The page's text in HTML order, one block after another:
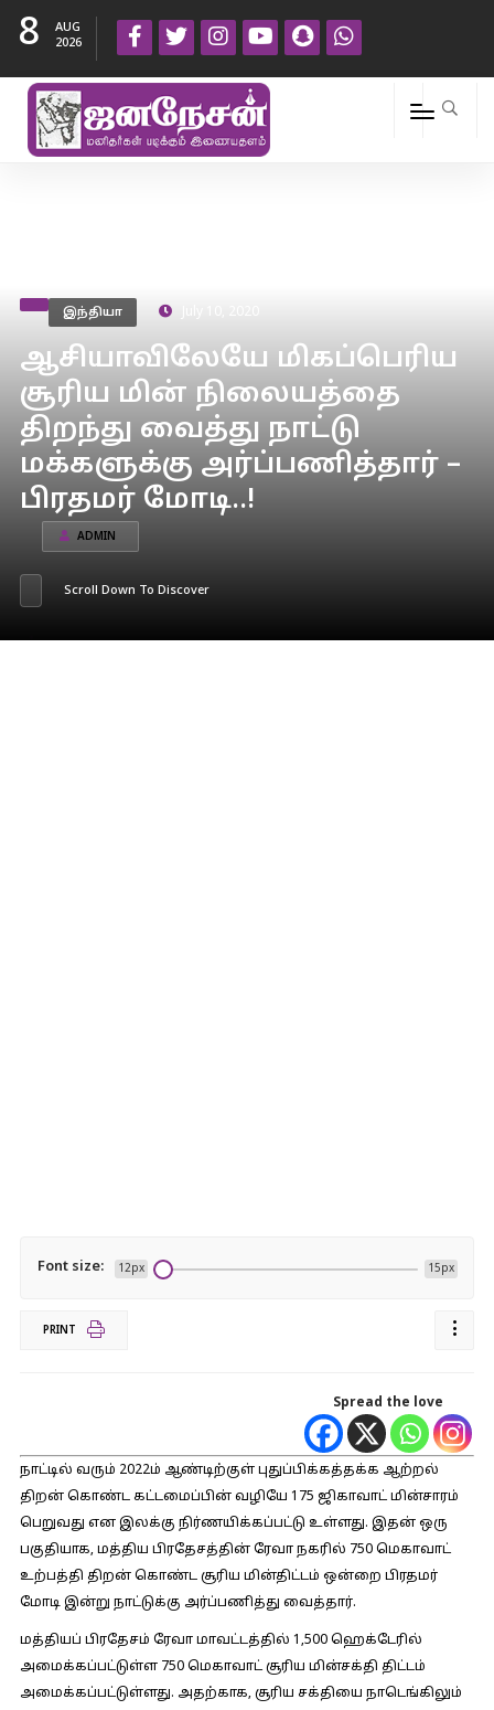
8
AUG
2026
இந்தியா
ஆசியாவிலேயே மிகப்பெரிய
சூரிய மின் நிலையத்தை
திறந்து வைத்து நாட்டு
மக்களுக்கு அர்ப்பணித்தார் –
பிரதமர் மோடி..!
ADMIN
Scroll Down To Discover
Font size: 12px 15px
PRINT
Spread the love
நாட்டில் வரும் 2022ம் ஆண்டிற்குள் புதுப்பிக்கத்தக்க ஆற்றல்
திறன் கொண்ட கட்டமைப்பின் வழியே 175 ஜிகாவாட் மின்சாரம்
பெறுவது என இலக்கு நிர்ணயிக்கப்பட்டு உள்ளது. இதன் ஒரு
பகுதியாக, மத்திய பிரதேசத்தின் ரேவா நகரில் 750 மெகாவாட்
உற்பத்தி திறன் கொண்ட சூரிய மின்திட்டம் ஒன்றை பிரதமர்
மோடி இன்று நாட்டுக்கு அர்ப்பணித்து வைத்தார்.
மத்தியப் பிரதேசம் ரேவா மாவட்டத்தில் 1,500 ஹெக்டேரில்
அமைக்கப்பட்டுள்ள 750 மெகாவாட் சூரிய மின்சக்தி திட்டம்
அமைக்கப்பட்டுள்ளது. அதற்காக, சூரிய சக்தியை நாடெங்கிலும்